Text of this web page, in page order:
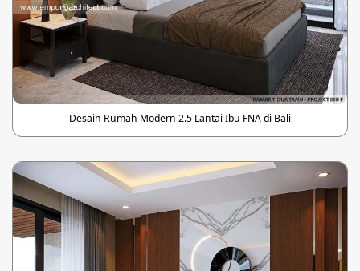
Desain Rumah Modern 2.5 Lantai Ibu FNA di Bali